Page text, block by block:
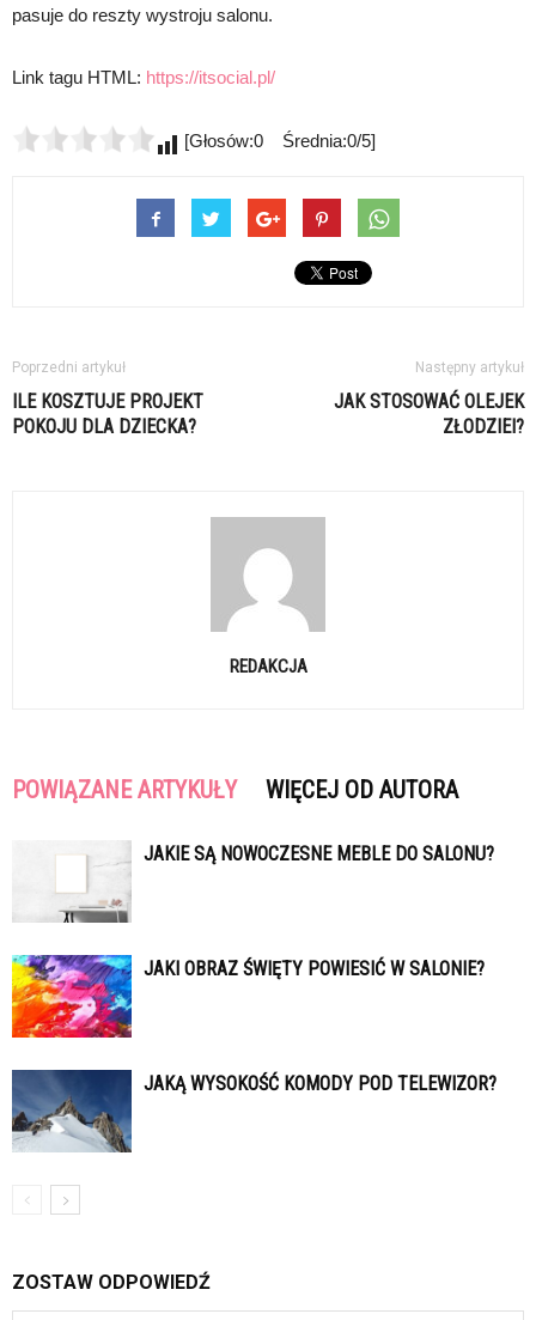
pasuje do reszty wystroju salonu.
Link tagu HTML: https://itsocial.pl/
[Głosów:0 Średnia:0/5]
Poprzedni artykuł
ILE KOSZTUJE PROJEKT
POKOJU DLA DZIECKA?
Następny artykuł
JAK STOSOWAĆ OLEJEK
ZŁODZIEI?
REDAKCJA
POWIĄZANE ARTYKUŁY WIĘCEJ OD AUTORA
JAKIE SĄ NOWOCZESNE MEBLE DO SALONU?
JAKI OBRAZ ŚWIĘTY POWIESIĆ W SALONIE?
JAKĄ WYSOKOŚĆ KOMODY POD TELEWIZOR?
ZOSTAW ODPOWIEDŹ